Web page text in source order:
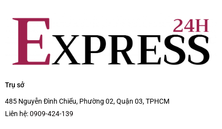
Trụ sở
485 Nguyễn Đình Chiểu, Phường 02, Quận 03, TPHCM
Liên hệ:0909-424-139